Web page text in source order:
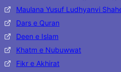
Maulana Yusuf Ludhyanvi
Dars e Quran
Deen e Islam
Khatm e Nubuwwat
Fikr e Akhirat